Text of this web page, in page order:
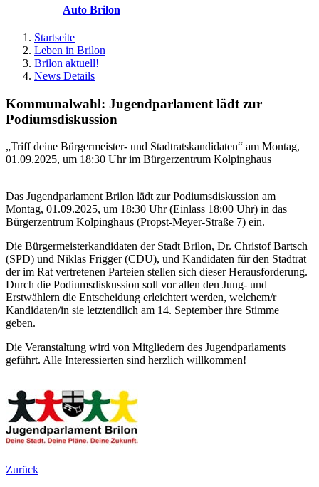
Auto Brilon
Startseite
Leben in Brilon
Brilon aktuell!
News Details
Kommunalwahl: Jugendparlament lädt zur
Podiumsdiskussion
„Triff deine Bürgermeister- und Stadtratskandidaten“ am Montag,
01.09.2025, um 18:30 Uhr im Bürgerzentrum Kolpinghaus
Das Jugendparlament Brilon lädt zur Podiumsdiskussion am
Montag, 01.09.2025, um 18:30 Uhr (Einlass 18:00 Uhr) in das
Bürgerzentrum Kolpinghaus (Propst-Meyer-Straße 7) ein.
Die Bürgermeisterkandidaten der Stadt Brilon, Dr. Christof Bartsch
(SPD) und Niklas Frigger (CDU), und Kandidaten für den Stadtrat
der im Rat vertretenen Parteien stellen sich dieser Herausforderung.
Durch die Podiumsdiskussion soll vor allen den Jung- und
Erstwählern die Entscheidung erleichtert werden, welchem/r
Kandidaten/in sie letztendlich am 14. September ihre Stimme
geben.
Die Veranstaltung wird von Mitgliedern des Jugendparlaments
geführt. Alle Interessierten sind herzlich willkommen!
Zurück